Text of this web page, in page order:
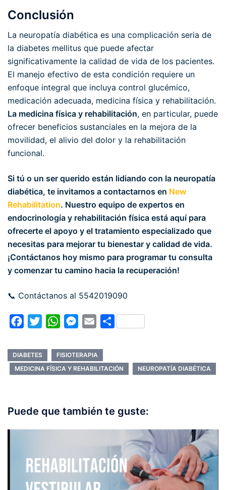
Conclusión
La neuropatía diabética es una complicación seria de
la diabetes mellitus que puede afectar
significativamente la calidad de vida de los pacientes.
El manejo efectivo de esta condición requiere un
enfoque integral que incluya control glucémico,
medicación adecuada, medicina física y rehabilitación.
La medicina física y rehabilitación, en particular, puede
ofrecer beneficios sustanciales en la mejora de la
movilidad, el alivio del dolor y la rehabilitación
funcional.
Si tú o un ser querido están lidiando con la neuropatía
diabética, te invitamos a contactarnos en New
Rehabilitation. Nuestro equipo de expertos en
endocrinología y rehabilitación física está aquí para
ofrecerte el apoyo y el tratamiento especializado que
necesitas para mejorar tu bienestar y calidad de vida.
¡Contáctanos hoy mismo para programar tu consulta
y comenzar tu camino hacia la recuperación!
📞 Contáctanos al 5542019090
FacebookTwitterWhatsAppMessenger
EmailCompartir
DIABETES
FISIOTERAPIA
MEDICINA FÍSICA Y REHABILITACIÓN
NEUROPATÍA DIABÉTICA
Puede que también te guste: